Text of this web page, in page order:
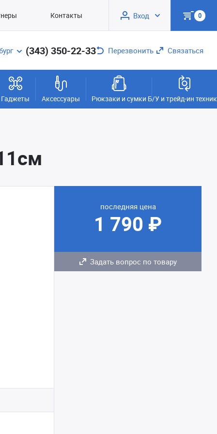
Контакты Вход 0
(343) 350-22-33 Перезвонить Связаться
Гаджеты Аксессуары Рюкзаки и сумки Б/У и трейд-ин
последняя цена
1 790 ₽
Задать вопрос по товару